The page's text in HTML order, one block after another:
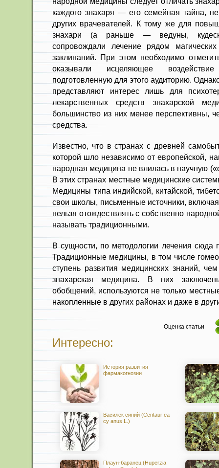
каждого знахаря — его семейная тай­на,
других врачевателей. К тому же для
знахари (а рань­ше — ведуны,
сопровождали лечение рядом
заклина­ний. При этом необходимо
оказывали исце­ляющее
подготовленную для этого аудиторию.
пред­ставляют интерес лишь для
лекарственных средств знахарской
большинство из них менее перспективны,
средства.
Известно, что в странах с древней
кото­рой шло независимо от европейской,
народная медицина не влилась в научную
В этих странах местные медицинские
Медицины типа индийской, китайской,
свои школы, пись­менные источники,
нельзя отождествлять с собственно
называть традиционными.
В сущности, по методологии лече­ния сюда
Традиционные медицины, в том числе
ступень развития медицинских знаний,
знахарская меди­цина. В них
обобщений, используются не только
накопленные в других районах и даже в
Оценка статьи
Интересно:
История развития
фармакогнозии
Василек синий (Centaur ea
су anus L.)
Плаун-баранец (Huperzia